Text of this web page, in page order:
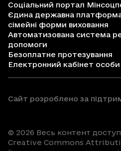
Соціальний портал
Єдина державна
сімейні форми виховання
Автоматизована система
допомоги
Безоплатне протезування
Електронний кабінет особи
Сайт розроблено за
© 2026 Весь контент
Creative Commons